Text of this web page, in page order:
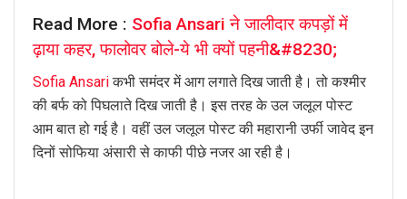
Read More : Sofia Ansari ने जालीदार कपड़ों में
ढ़ाया कहर, फालोवर बोले-ये भी क्यों पहनी&#8230;
Sofia Ansariकभी समंदर में आग लगाते दिख जाती है। तो कश्मीर
की बर्फ को पिघलाते दिख जाती है। इस तरह के उल जलूल पोस्ट
आम बात हो गई है। वहीं उल जलूल पोस्ट की महारानी उर्फी जावेद इन
दिनों सोफिया अंसारी से काफी पीछे नजर आ रही है।